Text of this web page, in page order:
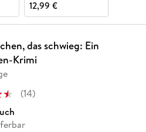
12,99 €
das schwieg: Ein
Krimi
(14)